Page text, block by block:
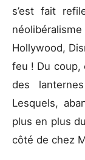
s’est fait
Hollywood,
feu ! Du coup,
des
Lesquels,
plus en plus
côté de chez